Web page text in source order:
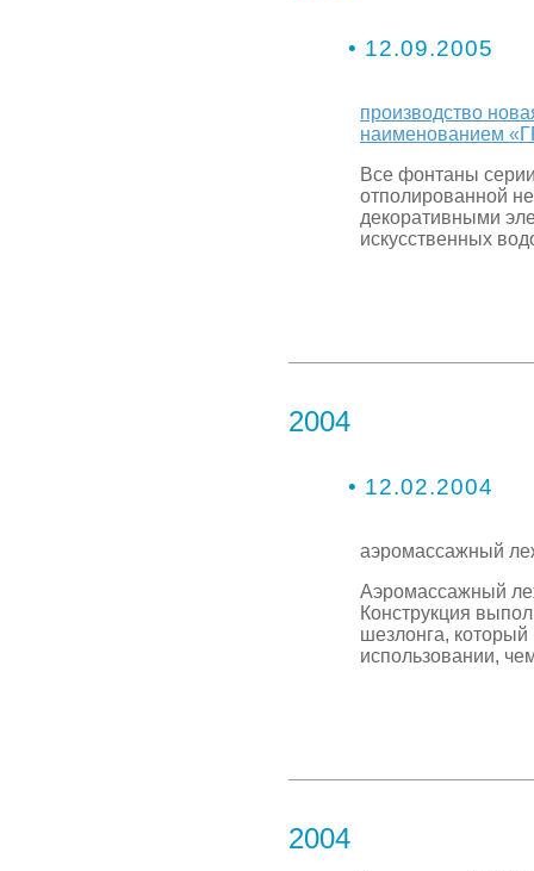
• 12.09.2005
производство
наименованием
Все фонтаны
отполированной
декоративными
искусственных
2004
• 12.02.2004
аэромассажный
Аэромассажный
Конструкция
шезлонга,
использовании,
2004